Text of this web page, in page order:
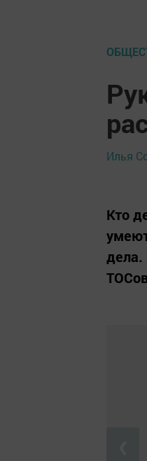
Илья
Кто
дела.